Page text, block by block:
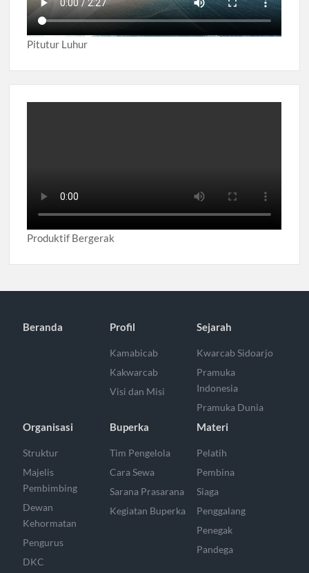
Pitutur Luhur
Produktif Bergerak
Beranda Profil
Kamabicab
Kakwarcab
Visi dan Misi
Sejarah
Kwarcab Sidoarjo
Pramuka
Indonesia
Pramuka Dunia
Organisasi
Struktur
Majelis
Pembimbing
Dewan
Kehormatan
Pengurus
DKC
Buperka
Tim Pengelola
Cara Sewa
Sarana Prasarana
Kegiatan Buperka
Materi
Pelatih
Pembina
Siaga
Penggalang
Penegak
Pandega